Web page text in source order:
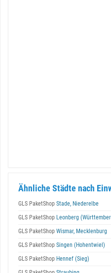
Ähnliche Städte nach
GLS PaketShop Stade, Niederelbe
GLS PaketShop Leonberg
GLS PaketShop Wismar, Mecklenburg
GLS PaketShop Singen (Hohentwiel)
GLS PaketShop Hennef (Sieg)